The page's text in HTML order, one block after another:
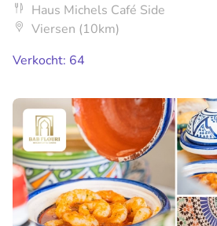
Haus Michels Café Side
Viersen (10km)
Verkocht: 64